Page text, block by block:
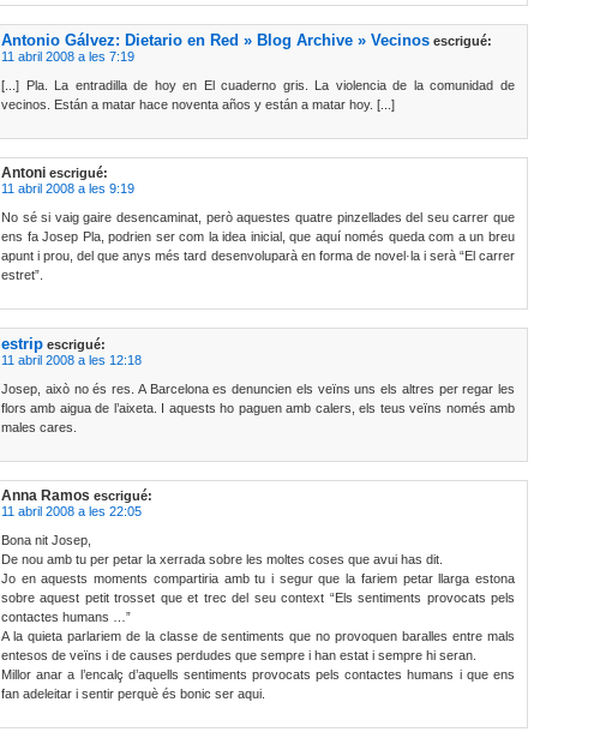
Antonio Gálvez: Dietario en Red » Blog Archive » Vecinos escrigué:
11 abril 2008 a les 7:19
[...] Pla. La entradilla de hoy en El cuaderno gris. La violencia de la comunidad de
vecinos. Están a matar hace noventa años y están a matar hoy. [...]
Antoni escrigué:
11 abril 2008 a les 9:19
No sé si vaig gaire desencaminat, però aquestes quatre pinzellades del seu carrer que
ens fa Josep Pla, podrien ser com la idea inicial, que aquí només queda com a un breu
apunt i prou, del que anys més tard desenvoluparà en forma de novel·la i serà “El carrer
estret”.
estrip escrigué:
11 abril 2008 a les 12:18
Josep, això no és res. A Barcelona es denuncien els veïns uns els altres per regar les
flors amb aigua de l’aixeta. I aquests ho paguen amb calers, els teus veïns només amb
males cares.
Anna Ramos escrigué:
11 abril 2008 a les 22:05
Bona nit Josep,
De nou amb tu per petar la xerrada sobre les moltes coses que avui has dit.
Jo en aquests moments compartiria amb tu i segur que la fariem petar llarga estona
sobre aquest petit trosset que et trec del seu context “Els sentiments provocats pels
contactes humans …”
A la quieta parlariem de la classe de sentiments que no provoquen baralles entre mals
entesos de veïns i de causes perdudes que sempre i han estat i sempre hi seran.
Millor anar a l’encalç d’aquells sentiments provocats pels contactes humans i que ens
fan adeleitar i sentir perquè és bonic ser aqui.